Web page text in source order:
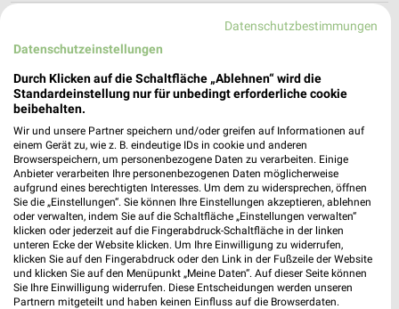
Krickmarkt 11
Heute 09:00 - 13:00 Uhr | Geschlossen
373,99 km
KiK Ostbevern
Wischhausstraße 73
48346 Ostbevern
Heute 09:00 - 14:00 Uhr | Geschlossen
381,51 km • Angebote: 1 Prospekt
Datenschutzbestimmungen
Datenschutzeinstellungen
Durch Klicken auf die Schaltfläche „Ablehnen“ wird die
Standardeinstellung nur für unbedingt erforderliche cookie
beibehalten.
Wir und unsere Partner speichern und/oder greifen auf Informationen auf
einem Gerät zu, wie z. B. eindeutige IDs in cookie und anderen
Browserspeichern, um personenbezogene Daten zu verarbeiten. Einige
Anbieter verarbeiten Ihre personenbezogenen Daten möglicherweise
aufgrund eines berechtigten Interesses. Um dem zu widersprechen, öffnen
Sie die „Einstellungen“. Sie können Ihre Einstellungen akzeptieren, ablehnen
oder verwalten, indem Sie auf die Schaltfläche „Einstellungen verwalten“
klicken oder jederzeit auf die Fingerabdruck-Schaltfläche in der linken
unteren Ecke der Website klicken. Um Ihre Einwilligung zu widerrufen,
klicken Sie auf den Fingerabdruck oder den Link in der Fußzeile der Website
und klicken Sie auf den Menüpunkt „Meine Daten“. Auf dieser Seite können
Sie Ihre Einwilligung widerrufen. Diese Entscheidungen werden unseren
Partnern mitgeteilt und haben keinen Einfluss auf die Browserdaten.